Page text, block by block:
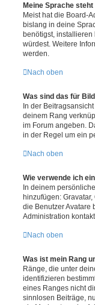
Meine Sprache
Meist hat die Board-
bislang in deine
benötigst, installieren
würdest. Weitere
werden.
Nach oben
Was sind das für
In der
deinem Rang
im Forum angeben.
in der Regel um ein
Nach oben
Wie verwende ich
In deinem
hinzufügen:
die Benutzer Avatare
Administration
Nach oben
Was ist mein Rang
Ränge, die unter
identifizieren
eines Ranges nicht
sinnlosen Beiträge,